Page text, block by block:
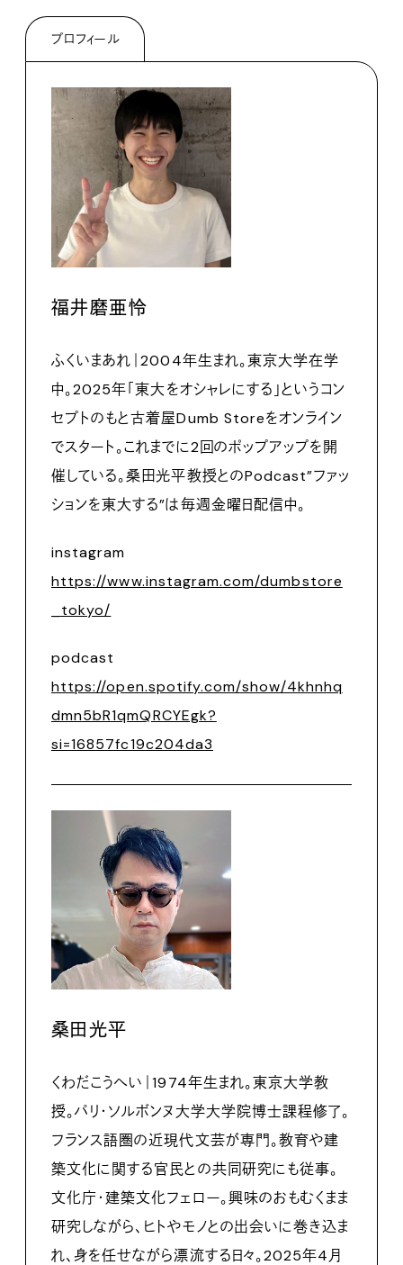
プロフィール
福井磨亜怜
ふくいまあれ｜2004年生まれ。東京大学在学
中。2025年「東大をオシャレにする」というコン
セプトのもと古着屋Dumb Storeをオンライン
でスタート。これまでに2回のポップアップを開
催している。桑田光平教授とのPodcast”ファッ
ションを東大する”は毎週金曜日配信中。
instagram
https://www.instagram.com/dumbstore
_tokyo/
podcast
https://open.spotify.com/show/4khnhq
dmn5bR1qmQRCYEgk?
si=16857fc19c204da3
桑田光平
くわだこうへい｜1974年生まれ。東京大学教
授。パリ・ソルボンヌ大学大学院博士課程修了。
フランス語圏の近現代文芸が専門。教育や建
築文化に関する官民との共同研究にも従事。
文化庁・建築文化フェロー。興味のおもむくまま
研究しながら、ヒトやモノとの出会いに巻き込ま
れ、身を任せながら漂流する日々。2025年4月